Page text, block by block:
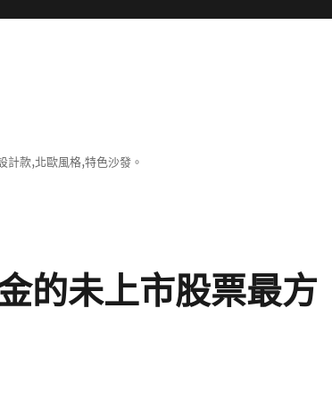
款,北歐風格,特色沙發。
的未上市股票最方